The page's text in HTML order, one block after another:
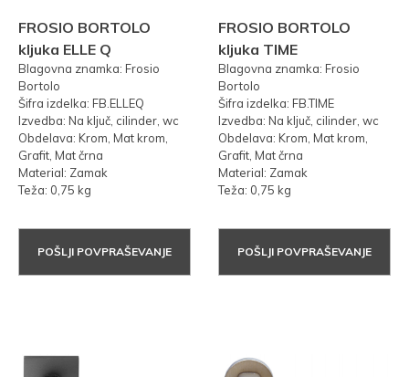
FROSIO BORTOLO
kljuka ELLE Q
Blagovna znamka: Frosio
Bortolo
Šifra izdelka: FB.ELLEQ
Izvedba: Na ključ, cilinder, wc
Obdelava: Krom, Mat krom,
Grafit, Mat črna
Material: Zamak
Teža: 0,75 kg
POŠLJI POVPRAŠEVANJE
FROSIO BORTOLO
kljuka TIME
Blagovna znamka: Frosio
Bortolo
Šifra izdelka: FB.TIME
Izvedba: Na ključ, cilinder, wc
Obdelava: Krom, Mat krom,
Grafit, Mat črna
Material: Zamak
Teža: 0,75 kg
POŠLJI POVPRAŠEVANJE